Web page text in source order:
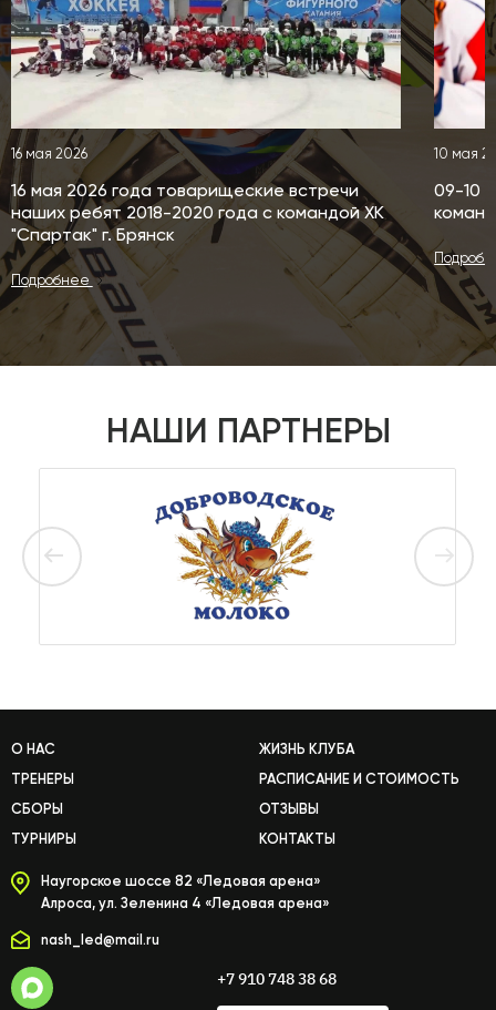
16 мая 2026
16 мая 2026 года товарищеские встречи
наших ребят 2018-2020 года с командой ХК
"Спартак" г. Брянск
Подробнее
10 мая
09-10
НАШИ ПАРТНЕРЫ
О НАС
ТРЕНЕРЫ
СБОРЫ
ТУРНИРЫ
ЖИЗНЬ КЛУБА
РАСПИСАНИЕ И СТОИМОСТЬ
ОТЗЫВЫ
КОНТАКТЫ
Наугорское шоссе 82 «Ледовая арена»
Алроса, ул. Зеленина 4 «Ледовая арена»
nash_led@mail.ru
+7 910 748 38 68